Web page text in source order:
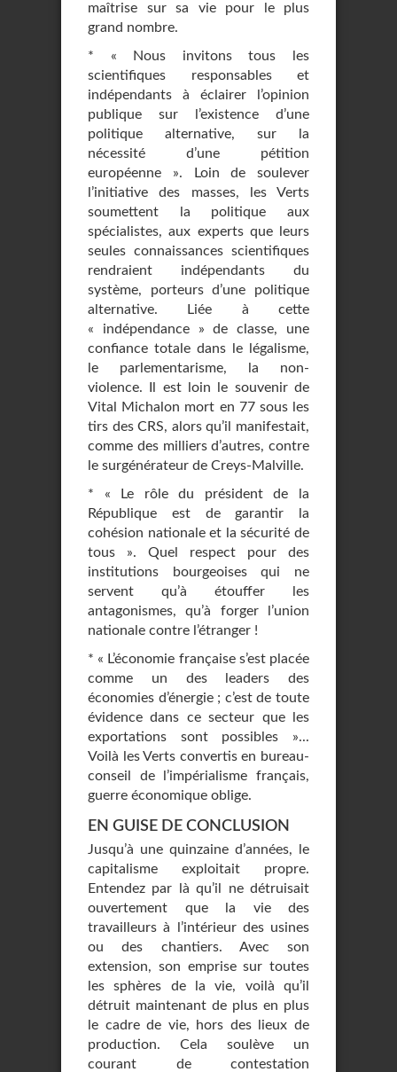
maîtrise sur sa vie pour le plus
grand nombre.
* « Nous invitons tous les
scientifiques responsables et
indépendants à éclairer l’opinion
publique sur l’existence d’une
politique alternative, sur la
nécessité d’une pétition
européenne ». Loin de soulever
l’initiative des masses, les Verts
soumettent la politique aux
spécialistes, aux experts que leurs
seules connaissances scientifiques
rendraient indépendants du
système, porteurs d’une politique
alternative. Liée à cette
« indépendance » de classe, une
confiance totale dans le légalisme,
le parlementarisme, la non-
violence. Il est loin le souvenir de
Vital Michalon mort en 77 sous les
tirs des CRS, alors qu’il manifestait,
comme des milliers d’autres, contre
le surgénérateur de Creys-Malville.
* « Le rôle du président de la
République est de garantir la
cohésion nationale et la sécurité de
tous ». Quel respect pour des
institutions bourgeoises qui ne
servent qu’à étouffer les
antagonismes, qu’à forger l’union
nationale contre l’étranger !
* « L’économie française s’est placée
comme un des leaders des
économies d’énergie ; c’est de toute
évidence dans ce secteur que les
exportations sont possibles »...
Voilà les Verts convertis en bureau-
conseil de l’impérialisme français,
guerre économique oblige.
EN GUISE DE CONCLUSION
Jusqu’à une quinzaine d’années, le
capitalisme exploitait propre.
Entendez par là qu’il ne détruisait
ouvertement que la vie des
travailleurs à l’intérieur des usines
ou des chantiers. Avec son
extension, son emprise sur toutes
les sphères de la vie, voilà qu’il
détruit maintenant de plus en plus
le cadre de vie, hors des lieux de
production. Cela soulève un
courant de contestation